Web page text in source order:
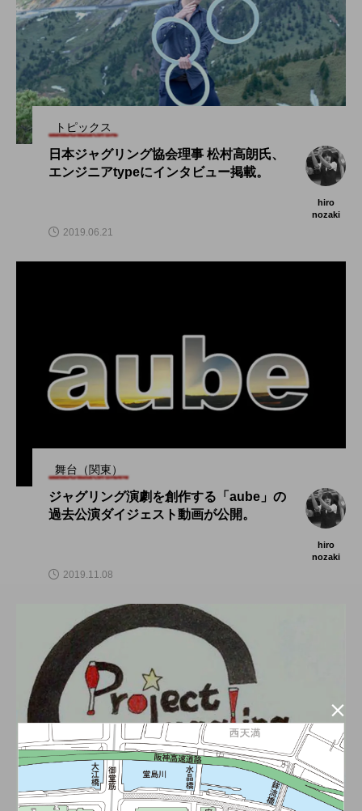
トピックス
日本ジャグリング協会理事 松村高朗氏、
エンジニアtypeにインタビュー掲載。
hiro
nozaki
2019.06.21
舞台（関東）
ジャグリング演劇を創作する「aube」の
過去公演ダイジェスト動画が公開。
hiro
nozaki
2019.11.08
